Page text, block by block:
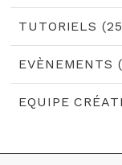
TUTORIELS
EVÈNEMENTS
EQUIPE